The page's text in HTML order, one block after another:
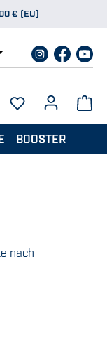
€ (EU)
BOOSTER
nach